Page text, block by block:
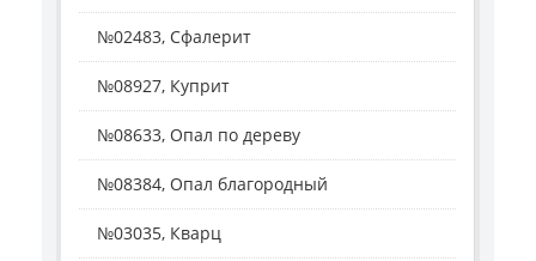
№02483, Сфалерит
№08927, Куприт
№08633, Опал по дереву
№08384, Опал благородный
№03035, Кварц